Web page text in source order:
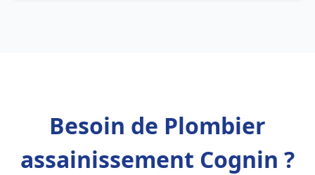
Besoin de Plombier
assainissement Cognin ?